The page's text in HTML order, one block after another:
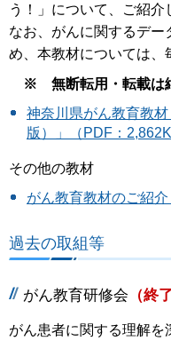
う！」について、ご紹介
なお、がんに関するデー
め、本教材については、
※ 無断転用・転載は
神奈川県がん教育教
版）」（PDF：
その他の教材
がん教育教材のご紹介
過去の取組等
がん教育研修会 （終
がん患者に関する理解